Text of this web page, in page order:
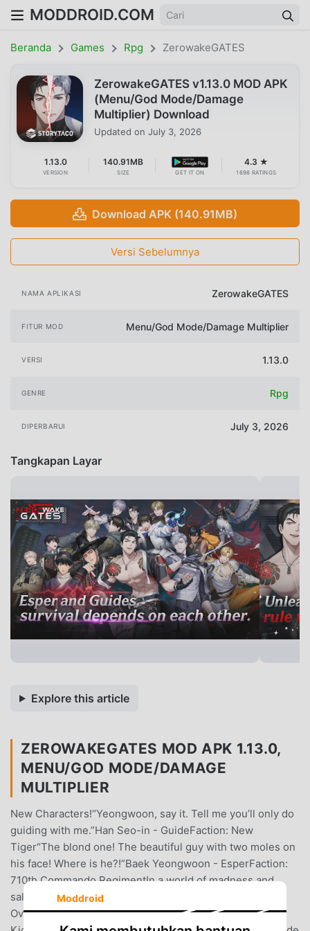
MODDROID.COM
Beranda Games Rpg ZerowakeGATES
ZerowakeGATES v1.13.0 MOD APK
(Menu/God Mode/Damage
Multiplier) Download
Updated on July 3, 2026
1.13.0
VERSION
140.91MB
SIZE GET IT ON
4.3 ★
1698 RATINGS
Download APK (140.91MB)
Versi Sebelumnya
NAMA APLIKASI ZerowakeGATES
FITUR MOD Menu/God Mode/Damage Multiplier
VERSI 1.13.0
GENRE Rpg
DIPERBARUI July 3, 2026
Tangkapan Layar
Explore this article
ZEROWAKEGATES MOD APK 1.13.0,
MENU/GOD MODE/DAMAGE
MULTIPLIER
New Characters!“Yeongwoon, say it. Tell me you’ll only do
guiding with me.”Han Seo-in - GuideFaction: New
Tiger“The blond one! The beautiful guy with two moles on
his face! Where is he?!”Baek Yeongwoon - EsperFaction:
710th Commando RegimentIn a world of madness and
salvation, only deep desire ensures survival.▣ Game
Overview ▣■ BL Multi-Universe RPGCharacters from
Moddroid